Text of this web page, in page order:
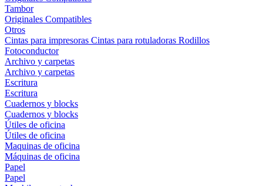
Tambor
Originales Compatibles
Otros
Cintas para impresoras Cintas para rotuladoras Rodillos
Fotoconductor
Archivo y carpetas
Archivo y carpetas
Escritura
Escritura
Cuadernos y blocks
Cuadernos y blocks
Útiles de oficina
Útiles de oficina
Maquinas de oficina
Máquinas de oficina
Papel
Papel